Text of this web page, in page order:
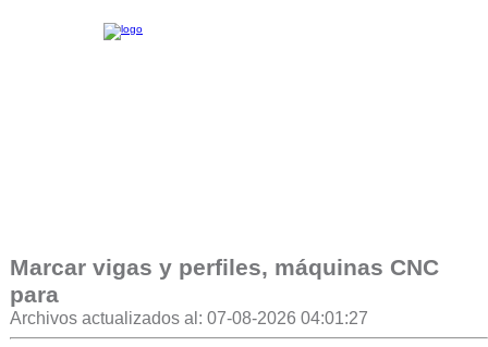
Marcar vigas y perfiles, máquinas CNC
para
Archivos actualizados al: 07-08-2026 04:01:27